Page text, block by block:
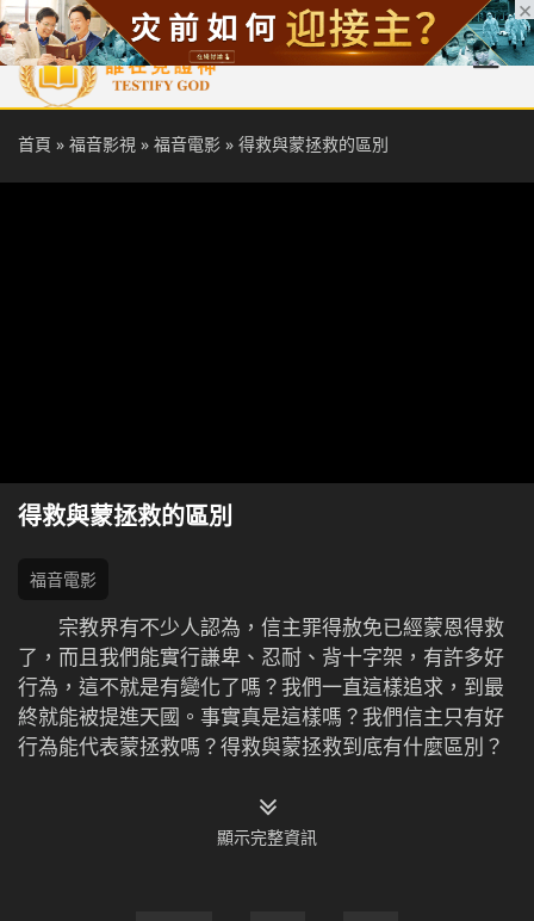
首頁 每日靈糧 天國福音 基督徒見證 信仰解答 聖經
首頁 » 福音影視 » 福音電影 » 得救與蒙拯救的區別
得救與蒙拯救的區別
福音電影
宗教界有不少人認為，信主罪得赦免已經蒙恩得救
了，而且我們能實行謙卑、忍耐、背十字架，有許多好
行為，這不就是有變化了嗎？我們一直這樣追求，到最
終就能被提進天國。事實真是這樣嗎？我們信主只有好
行為能代表蒙拯救嗎？得救與蒙拯救到底有什麼區別？
顯示完整資訊